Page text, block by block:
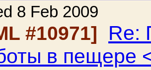
8 Feb 2009
#10971]
Re:
в пещере